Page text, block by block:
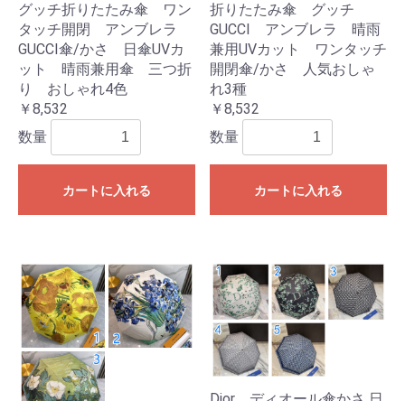
グッチ折りたたみ傘 ワン
タッチ開閉 アンブレラ
GUCCI傘/かさ 日傘UVカ
ット 晴雨兼用傘 三つ折
り おしゃれ4色
￥8,532
数量
カートに入れる
折りたたみ傘 グッチ
GUCCI アンブレラ 晴雨
兼用UVカット ワンタッチ
開閉傘/かさ 人気おしゃ
れ3種
￥8,532
数量
カートに入れる